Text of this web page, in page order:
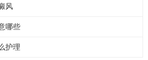
风
哪些
护理